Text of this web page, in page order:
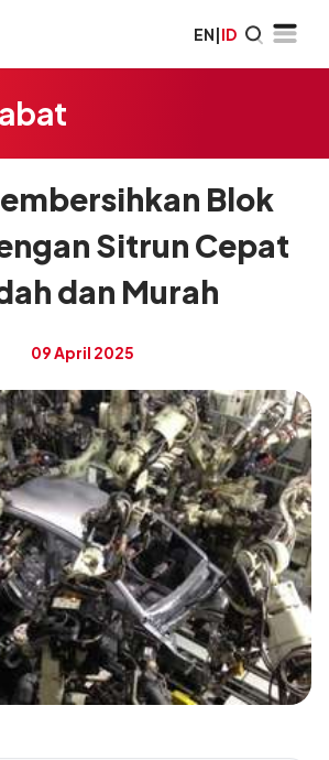
EN|ID
Blok
Sitrun Cepat
dan Murah
09 April 2025